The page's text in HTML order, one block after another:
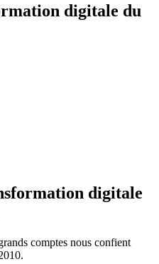
digitale du
digitale
comptes nous confient